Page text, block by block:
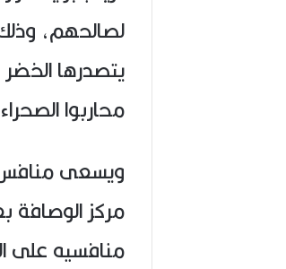
لصالحهم،
يتصدرها
محاربوا
ويسعى منافس
مركز الوصافة
منافسيه على